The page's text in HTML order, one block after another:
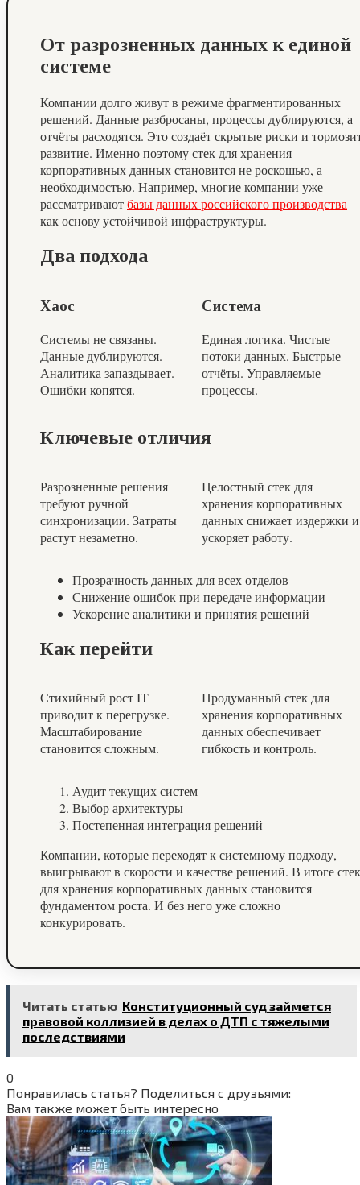
От разрозненных данных к единой
системе
Компании долго живут в режиме фрагментированных
решений. Данные разбросаны, процессы дублируются, а
отчёты расходятся. Это создаёт скрытые риски и
развитие. Именно поэтому стек для хранения
корпоративных данных становится не роскошью, а
необходимостью. Например, многие компании уже
рассматриваютбазы данных российского производства
как основу устойчивой инфраструктуры.
Два подхода
Хаос
Системы не связаны.
Данные дублируются.
Аналитика запаздывает.
Ошибки копятся.
Система
Единая логика. Чистые
потоки данных. Быстрые
отчёты. Управляемые
процессы.
Ключевые отличия
Разрозненные решения
требуют ручной
синхронизации. Затраты
растут незаметно.
Целостный стек для
хранения корпоративных
данных снижает издержки и
ускоряет работу.
Прозрачность данных для всех отделов
Снижение ошибок при передаче информации
Ускорение аналитики и принятия решений
Как перейти
Стихийный рост IT
приводит к перегрузке.
Масштабирование
становится сложным.
Продуманный стек для
хранения корпоративных
данных обеспечивает
гибкость и контроль.
Аудит текущих систем
Выбор архитектуры
Постепенная интеграция решений
Компании, которые переходят к системному подходу,
выигрывают в скорости и качестве решений. В итоге стек
для хранения корпоративных данных становится
фундаментом роста. И без него уже сложно
конкурировать.
Читать статью Конституционный суд займется
правовой коллизией в делах о ДТП с тяжелыми
последствиями
0
Понравилась статья? Поделиться с друзьями:
Вам также может быть интересно